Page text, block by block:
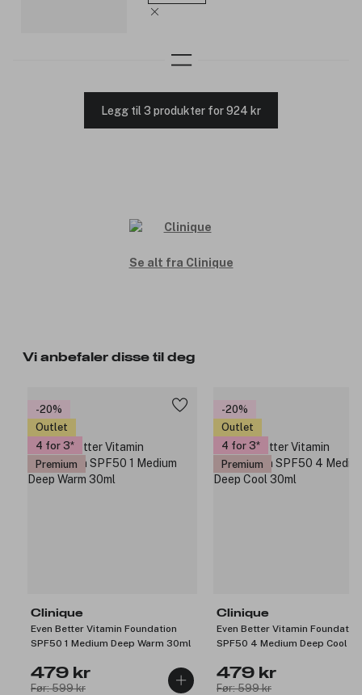
Legg til 3 produkter for 924 kr
Se alt fra Clinique
Vi anbefaler disse til deg
-20%
Outlet
4 for 3
Premium
Clinique
Even Better Vitamin Foundation
SPF50 1 Medium Deep Warm 30ml
479 kr
Før: 599 kr
-20%
Outlet
4 for 3
Premium
Clinique
Even Better Vitamin Foundation
SPF50 4 Medium Deep Cool
479 kr
Før: 599 kr